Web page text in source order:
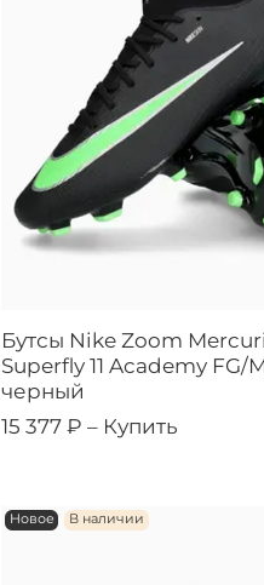
Бутсы Nike Zoom
Superfly 11 Academy FG/
черный
15 377 ₽ – Купить
Новое В наличии